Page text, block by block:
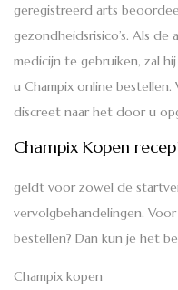
geregistreerd arts
gezondheidsrisico’s. Als
medicijn te gebruiken, zal
u Champix online
discreet naar het door u
Champix Kopen
geldt voor zowel de
vervolgbehandelingen.
bestellen? Dan kun je het
Champix kopen